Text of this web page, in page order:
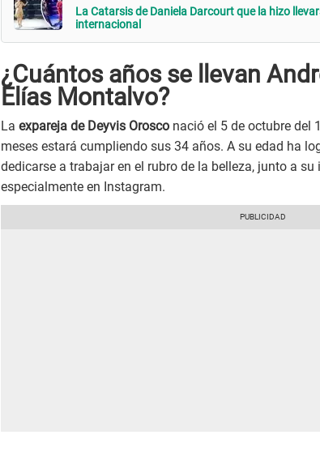
La Catarsis de Daniela Darcourt que la hizo
internacional
¿Cuántos años se llevan
Elías Montalvo?
La expareja de Deyvis Orosco nació el 5 de octubre del
meses estará cumpliendo sus 34 años. A su edad ha
dedicarse a trabajar en el rubro de la belleza, junto a
especialmente en Instagram.